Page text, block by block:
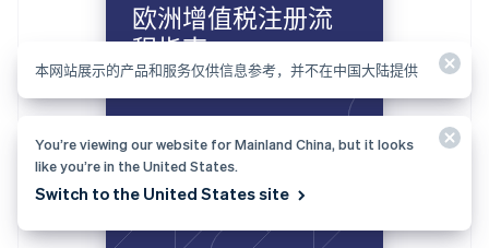
欧洲增值税注册流
程指南
本网站展示的产品和服务仅供信息参考，并不在中国大陆提供
You’re viewing our website for Mainland China, but it looks
like you’re in the United States.
Switch to the United States site